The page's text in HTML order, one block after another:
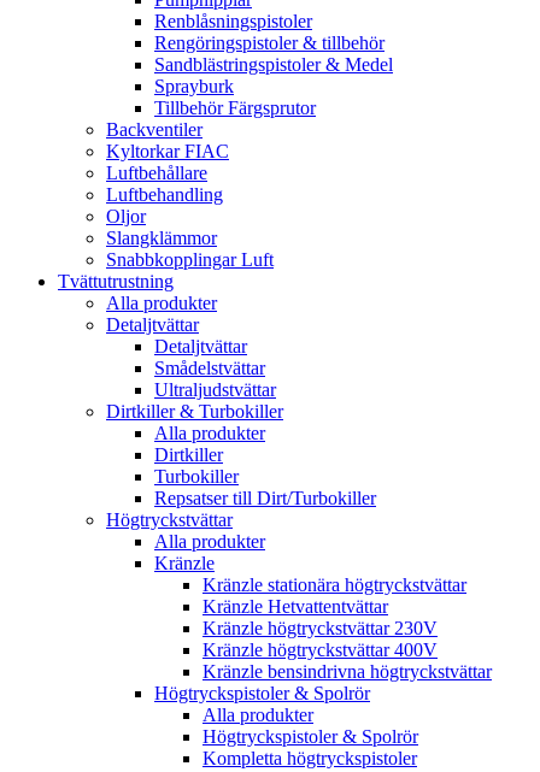
Renblåsningspistoler
Rengöringspistoler & tillbehör
Sandblästringspistoler & Medel
Sprayburk
Tillbehör Färgsprutor
Backventiler
Kyltorkar FIAC
Luftbehållare
Luftbehandling
Oljor
Slangklämmor
Snabbkopplingar Luft
Tvättutrustning
Alla produkter
Detaljtvättar
Detaljtvättar
Smådelstvättar
Ultraljudstvättar
Dirtkiller & Turbokiller
Alla produkter
Dirtkiller
Turbokiller
Repsatser till Dirt/Turbokiller
Högtryckstvättar
Alla produkter
Kränzle
Kränzle stationära högtryckstvättar
Kränzle Hetvattentvättar
Kränzle högtryckstvättar 230V
Kränzle högtryckstvättar 400V
Kränzle bensindrivna högtryckstvättar
Högtryckspistoler & Spolrör
Alla produkter
Högtryckspistoler & Spolrör
Kompletta högtryckspistoler